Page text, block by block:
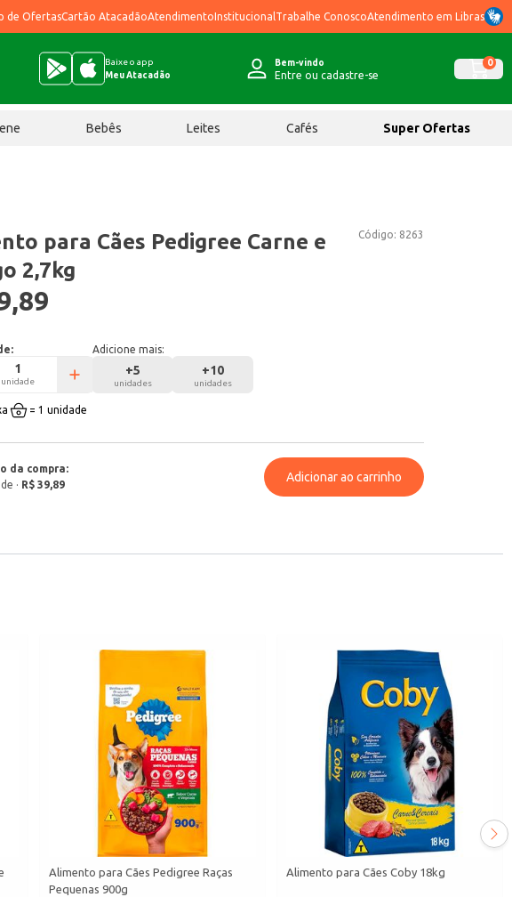
de OfertasCartão AtacadãoAtendimentoInstitucional Trabalhe ConoscoAtendimento em Libras
Baixe o app
Meu Atacadão
Bem-vindo
Entre ou cadastre-se
0
Bebês Leites Cafés Super Ofertas
Código: 8263
para Cães Pedigree Carne e
2,7kg
unidade
Adicione mais:
+5
unidades
+10
unidades
= 1 unidade
da compra:
· R$ 39,89
Adicionar ao carrinho
Alimento para Cães Pedigree Raças
Pequenas 900g
Alimento para Cães Coby 18kg